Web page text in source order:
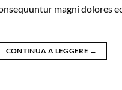
magni dolores
CONTINUA A LEGGERE →